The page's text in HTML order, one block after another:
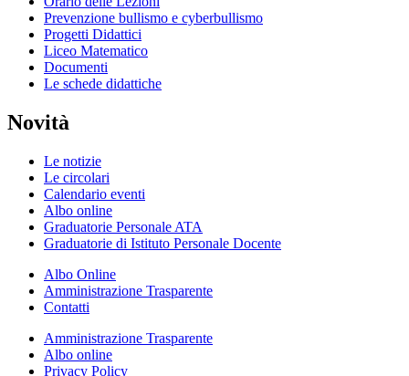
Prevenzione bullismo e cyberbullismo
Progetti Didattici
Liceo Matematico
Documenti
Le schede didattiche
Novità
Le notizie
Le circolari
Calendario eventi
Albo online
Graduatorie Personale ATA
Graduatorie di Istituto Personale Docente
Albo Online
Amministrazione Trasparente
Contatti
Amministrazione Trasparente
Albo online
Privacy Policy